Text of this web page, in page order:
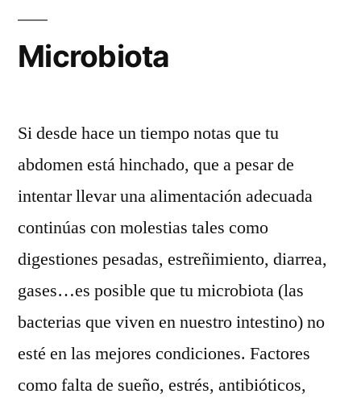
Microbiota
Si desde hace un tiempo notas que tu
abdomen está hinchado, que a pesar de
intentar llevar una alimentación adecuada
continúas con molestias tales como
digestiones pesadas, estreñimiento, diarrea,
gases…es posible que tu microbiota (las
bacterias que viven en nuestro intestino) no
esté en las mejores condiciones. Factores
como falta de sueño, estrés, antibióticos,